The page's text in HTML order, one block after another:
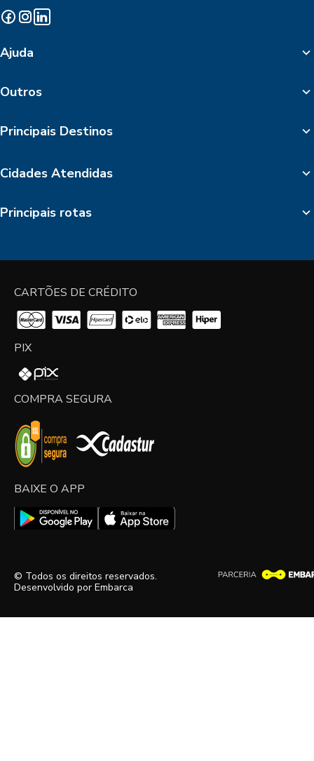
Ajuda
Outros
Principais Destinos
Cidades Atendidas
Principais rotas
CARTÕES DE CRÉDITO
PIX
COMPRA SEGURA
BAIXE O APP
© Todos os direitos reservados.
Desenvolvido por Embarca